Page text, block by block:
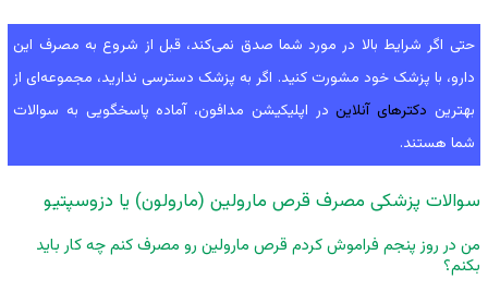
حتی اگر شرایط بالا در مورد شما صدق نمی‌کند، قبل از شروع به مصرف این
دارو، با پزشک خود مشورت کنید. اگر به پزشک دسترسی ندارید، مجموعه‌ای از
بهترین دکترهای آنلایندر اپلیکیشن مدافون، آماده پاسخگویی به سوالات
شما هستند.
سوالات پزشکی مصرف قرص مارولین (مارولون) یا دزوسپتیو
من در روز پنجم فراموش کردم قرص مارولین رو مصرف کنم چه کار باید
بکنم؟